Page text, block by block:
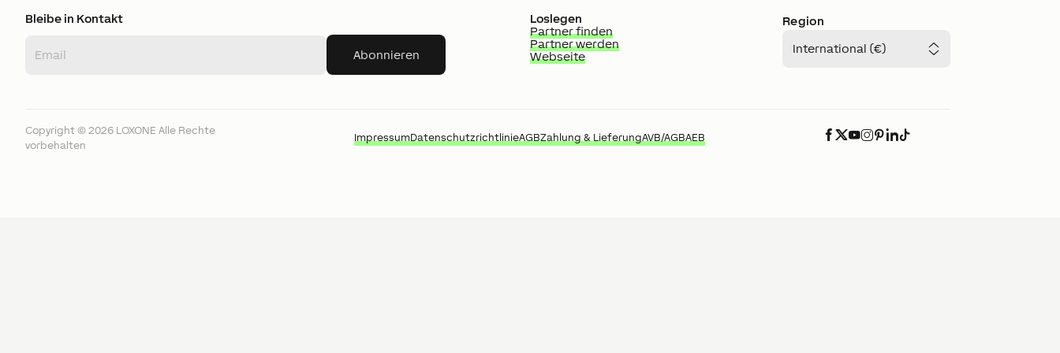
Bleibe in Kontakt
Abonnieren
Loslegen
Partner finden
Partner werden
Webseite
Region
International (€)
Copyright © 2026 LOXONE Alle Rechte
vorbehalten
ImpressumDatenschutzrichtlinieAGBZahlung & LieferungAVB/AGBAEB